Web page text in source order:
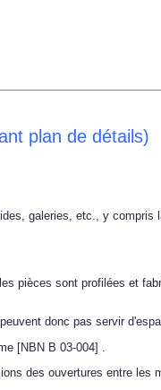
plan de détails)
galeries, etc., y
pièces sont profilées et
donc pas servir
[NBN B 03-004]
des ouvertures entre les